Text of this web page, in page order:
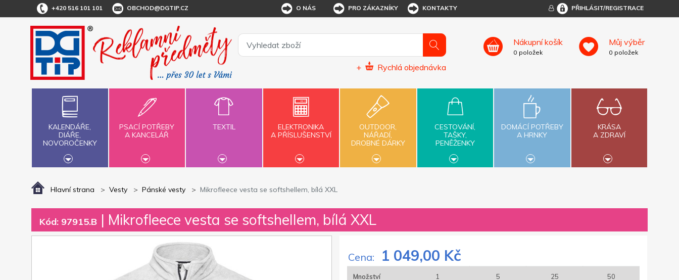
+420 516 101 101 OBCHOD@DGTIP.CZ O NÁS PRO ZÁKAZNÍKY KONTAKTY PŘIHLÁSIT/REGISTRACE
+ Rychlá objednávka
Nákupní košík
0 položek
Můj výběr
0 položek
KALENDÁŘE,
DIÁŘE,
NOVOROČENKY
PSACÍ POTŘEBY
A KANCELÁŘ
TEXTIL
ELEKTRONIKA
A PŘÍSLUŠENSTVÍ
OUTDOOR,
NÁŘADÍ,
DROBNÉ DÁRKY
CESTOVÁNÍ,
TAŠKY,
PENĚŽENKY
DOMÁCÍ POTŘEBY
A HRNKY
KRÁSA
A ZDRAVÍ
Hlavní strana Vesty Pánské vesty Mikrofleece vesta se softshellem, bílá XXL
Kód: 97915.B | Mikrofleece vesta se softshellem, bílá XXL
Cena: 1 049,00 Kč
Množství 1 5 25 50